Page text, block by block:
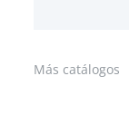
Más catálogos